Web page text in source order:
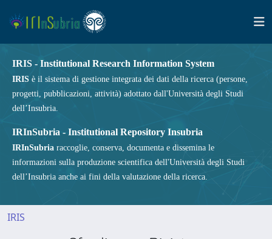
IRIS - Institutional Research Information System
IRIS è il sistema di gestione integrata dei dati della ricerca (persone,
progetti, pubblicazioni, attività) adottato dall'Università degli Studi
dell’Insubria.
IRInSubria - Institutional Repository Insubria
IRInSubria raccoglie, conserva, documenta e dissemina le
informazioni sulla produzione scientifica dell'Università degli Studi
dell’Insubria anche ai fini della valutazione della ricerca.
IRIS